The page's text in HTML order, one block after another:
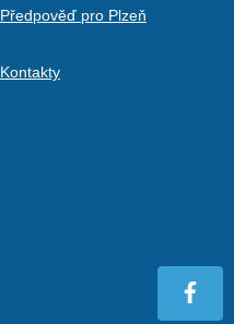
Předpověď pro Plzeň
Kontakty